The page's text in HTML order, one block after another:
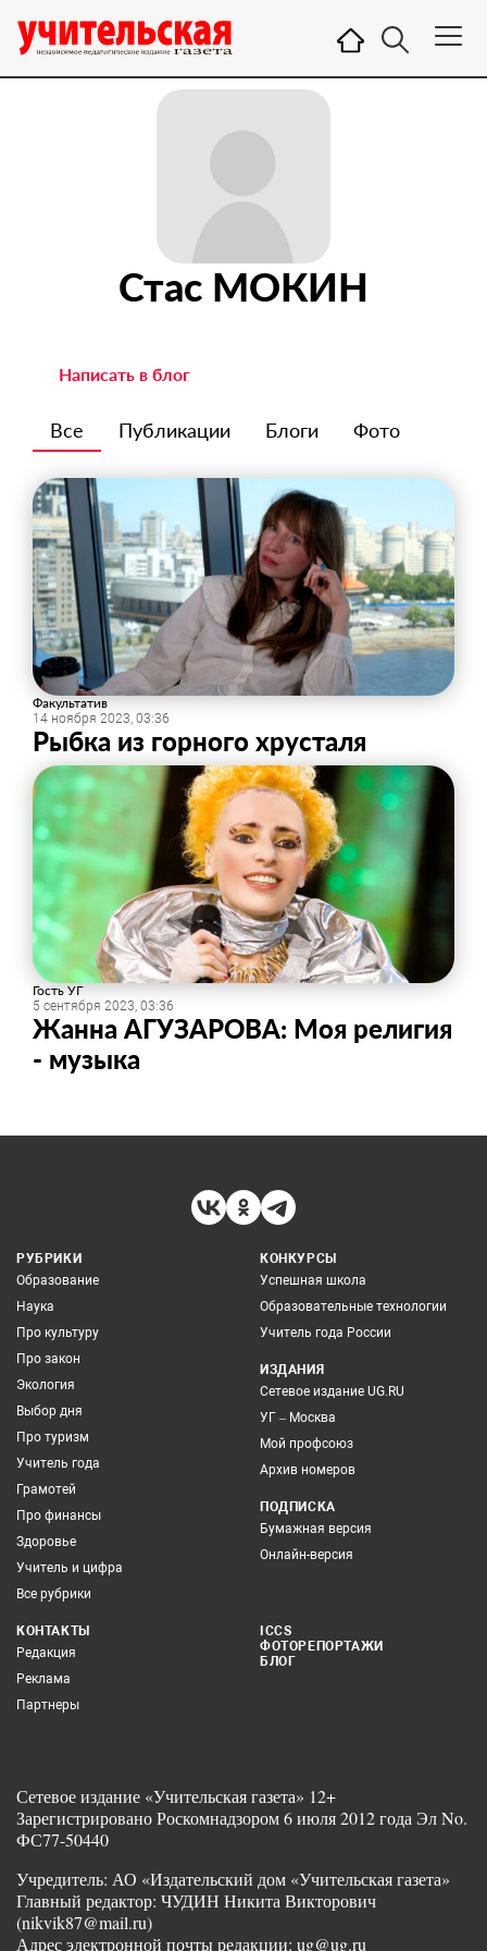
Стас МОКИН
Написать в блог
Все Публикации Блоги Фото
Факультатив
14 ноября 2023, 03:36
Рыбка из горного хрусталя
Гость УГ
5 сентября 2023, 03:36
Жанна АГУЗАРОВА: Моя религия
- музыка
РУБРИКИ
Образование
Наука
Про культуру
Про закон
Экология
Выбор дня
Про туризм
Учитель года
Грамотей
Про финансы
Здоровье
Учитель и цифра
Все рубрики
КОНКУРСЫ
Успешная школа
Образовательные технологии
Учитель года России
ИЗДАНИЯ
Сетевое издание UG.RU
УГ – Москва
Мой профсоюз
Архив номеров
ПОДПИСКА
Бумажная версия
Онлайн-версия
КОНТАКТЫ
Редакция
Реклама
Партнеры
ICCS
ФОТОРЕПОРТАЖИ
БЛОГ
Сетевое издание «Учительская газета» 12+
Зарегистрировано Роскомнадзором 6 июля 2012 года Эл No.
ФС77-50440
Учредитель: АО «Издательский дом «Учительская газета»
Главный редактор: ЧУДИН Никита Викторович
(nikvik87@mail.ru)
Адрес электронной почты редакции: ug@ug.ru